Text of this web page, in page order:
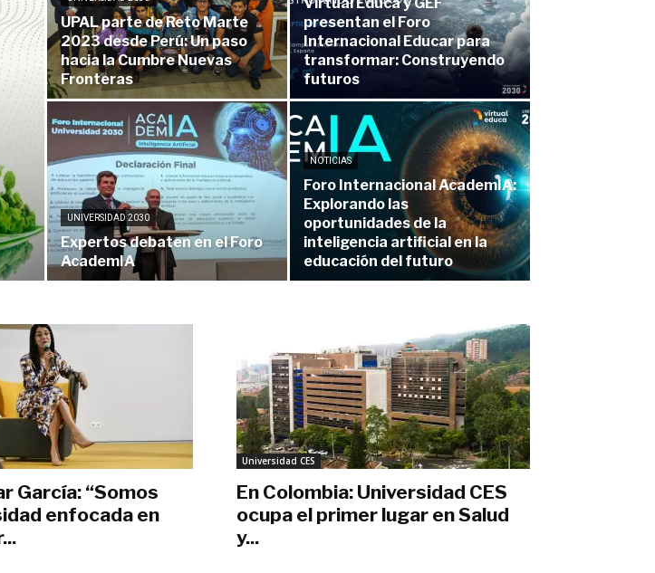
UPAL parte de Reto Marte
2023 desde Perú: Un paso
hacia la Cumbre Nuevas
Fronteras
presentan el Foro
Internacional Educar para
transformar: Construyendo
futuros
UNIVERSIDAD 2030
Expertos debaten en el Foro
AcademIA
NOTICIAS
Foro Internacional AcademIA:
Explorando las
oportunidades de la
inteligencia artificial en la
educación del futuro
García: “Somos
enfocada en
Universidad CES
En Colombia: Universidad CES
ocupa el primer lugar en Salud
y...